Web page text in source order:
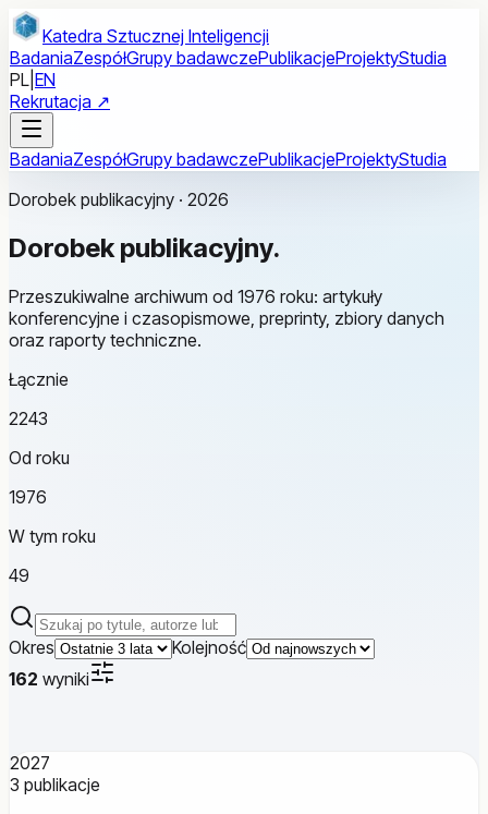
Przejdź do treści głównej
Katedra Sztucznej Inteligencji
BadaniaZespółGrupy badawczePublikacjeProjektyStudia
PL EN
Rekrutacja ↗
BadaniaZespółGrupy badawczePublikacjeProjektyStudia
Dorobek publikacyjny · 2026
Dorobek publikacyjny.
Przeszukiwalne archiwum od 1976 roku: artykuły
konferencyjne i czasopismowe, preprinty, zbiory danych
oraz raporty techniczne.
Łącznie
2243
Od roku
1976
W tym roku
49
Szukaj publikacji
Okres
Kolejność
162 wyniki
2027
3 publikacje